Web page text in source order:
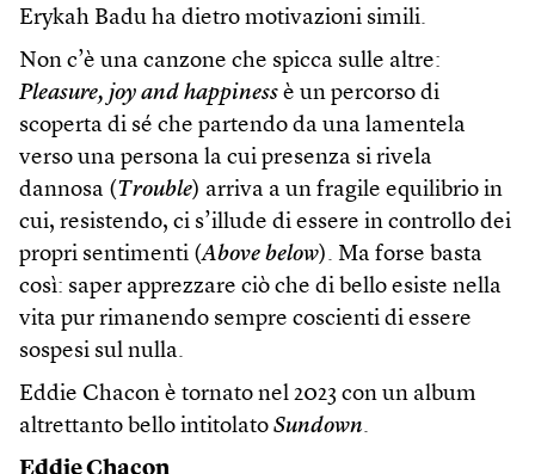
Erykah Badu ha dietro motivazioni simili.
Non c’è una canzone che spicca sulle altre:
Pleasure, joy and happiness è un percorso di
scoperta di sé che partendo da una lamentela
verso una persona la cui presenza si rivela
dannosa (Trouble) arriva a un fragile equilibrio in
cui, resistendo, ci s’illude di essere in controllo dei
propri sentimenti (Above below). Ma forse basta
così: saper apprezzare ciò che di bello esiste nella
vita pur rimanendo sempre coscienti di essere
sospesi sul nulla.
Eddie Chacon è tornato nel 2023 con un album
altrettanto bello intitolato Sundown.